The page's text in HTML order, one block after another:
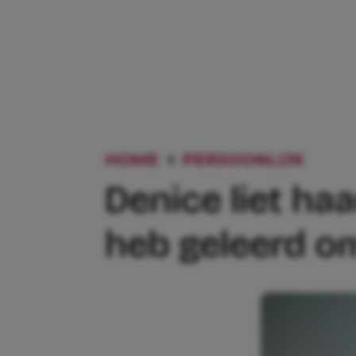
HOME PERSOONLIJK
Denice liet
heb geleerd